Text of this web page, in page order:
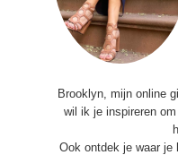
Brooklyn, mijn online
wil ik je inspireren
Ook ontdek je waar je